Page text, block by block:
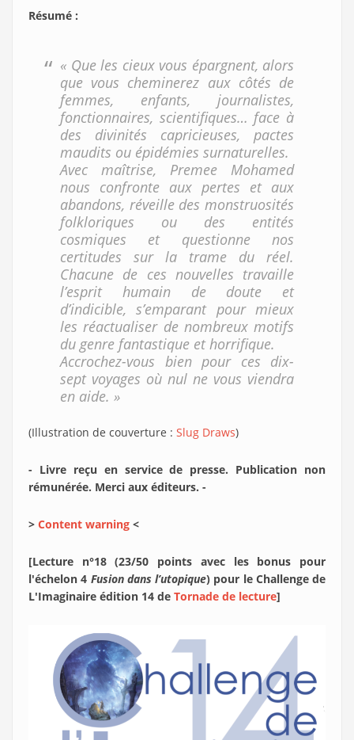
Résumé :
« Que les cieux vous épargnent, alors
que vous cheminerez aux côtés de
femmes, enfants, journalistes,
fonctionnaires, scientifiques… face à
des divinités capricieuses, pactes
maudits ou épidémies surnaturelles.
Avec maîtrise, Premee Mohamed
nous confronte aux pertes et aux
abandons, réveille des monstruosités
folkloriques ou des entités
cosmiques et questionne nos
certitudes sur la trame du réel.
Chacune de ces nouvelles travaille
l’esprit humain de doute et
d’indicible, s’emparant pour mieux
les réactualiser de nombreux motifs
du genre fantastique et horrifique.
Accrochez-vous bien pour ces dix-
sept voyages où nul ne vous viendra
en aide. »
(Illustration de couverture : Slug Draws)
- Livre reçu en service de presse. Publication non
rémunérée. Merci aux éditeurs. -
> Content warning <
[Lecture n°18 (23/50 points avec les bonus pour
l'échelon 4 Fusion dans l’utopique) pour le Challenge de
L'Imaginaire édition 14 de Tornade de lecture]